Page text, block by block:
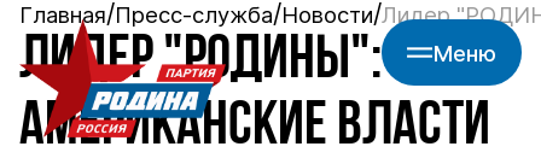
Меню
Главная Пресс-служба Новости Лидер
ЛИДЕР "РОДИНЫ":
АМЕРИКАНСКИЕ ВЛАСТИ